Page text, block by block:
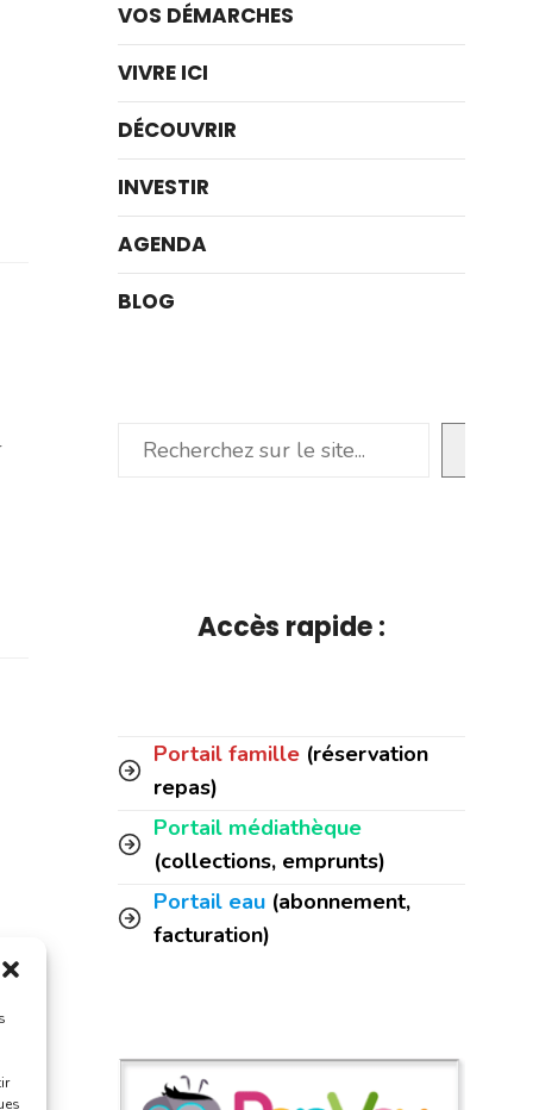
VOS DÉMARCHES
VIVRE ICI
DÉCOUVRIR
INVESTIR
AGENDA
BLOG
Rechercher
Accès rapide :
Portail famille (réservation
repas)
Portail médiathèque
(collections, emprunts)
Portail eau (abonnement,
facturation)